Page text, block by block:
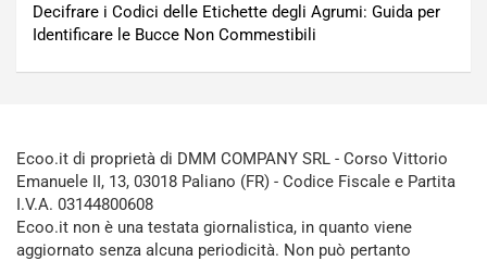
Decifrare i Codici delle Etichette degli Agrumi: Guida per
Identificare le Bucce Non Commestibili
Ecoo.it di proprietà di DMM COMPANY SRL - Corso Vittorio
Emanuele II, 13, 03018 Paliano (FR) - Codice Fiscale e Partita
I.V.A. 03144800608
Ecoo.it non è una testata giornalistica, in quanto viene
aggiornato senza alcuna periodicità. Non può pertanto